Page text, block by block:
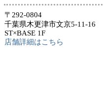
〒292-0804
千葉県木更津市文京5-11-16
ST×BASE 1F
店舗詳細はこちら